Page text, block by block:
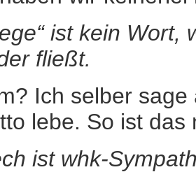
ist kein
fließt.
Ich selber
lebe. So ist
ist whk-